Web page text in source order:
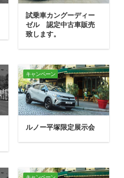
試乗車カングーディー
ゼル 認定中古車販売
致します。
キャンペーン
ルノー平塚限定展示会
キャンペーン